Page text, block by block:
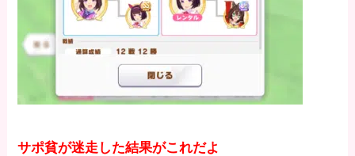
サポ貧が迷走した結果がこれだよ